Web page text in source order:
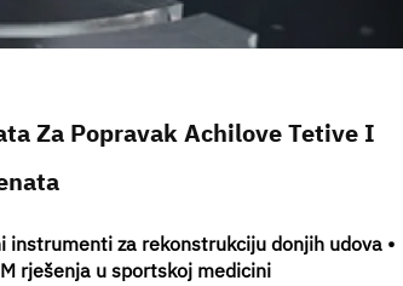
Za Popravak Achilove Tetive I
instrumenti za rekonstrukciju donjih udova •
rješenja u sportskoj medicini